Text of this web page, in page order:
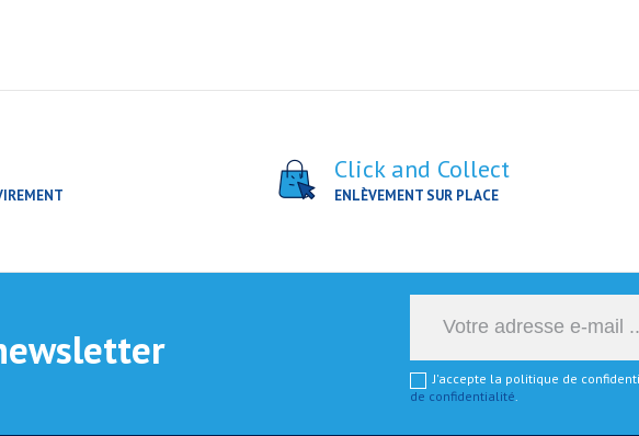
Click and Collect
ENLÈVEMENT SUR PLACE
J'accepte la politique de
de confidentialité